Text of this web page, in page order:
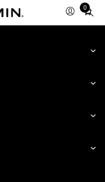
0
Total
items
cart: